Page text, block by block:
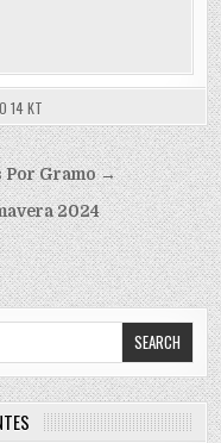
14 KT
Por Gramo →
2024